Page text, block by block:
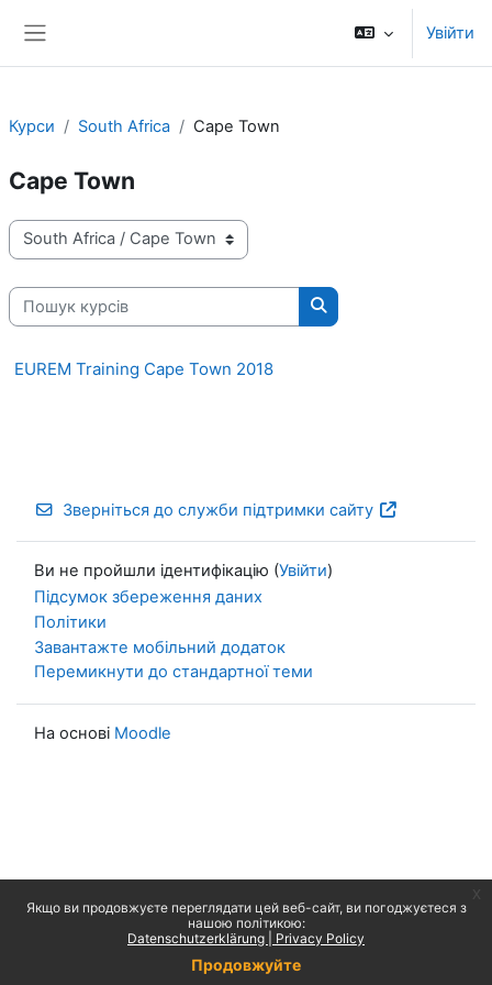
Якщо ви продовжуєте переглядати цей веб-сайт, ви погоджуєтеся з
нашою політикою:
Datenschutzerklärung | Privacy Policy
Продовжуйте
Увійти
Курси South Africa Cape Town
Cape Town
Категорії курсів
Пошук курсів
Пошук курсів
EUREM Training Cape Town 2018
Зверніться до служби підтримки сайту
Ви не пройшли ідентифікацію (Увійти)
Підсумок збереження даних
Політики
Завантажте мобільний додаток
Перемикнути до стандартної теми
На основі Moodle